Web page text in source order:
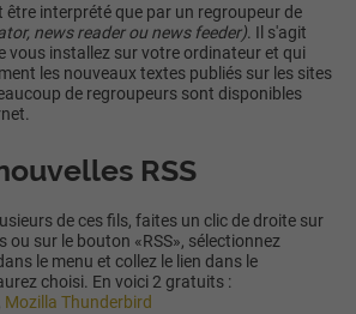
être interprété que par un regroupeur de
news reader ou news feeder). Il s'agit
vous installez sur votre ordinateur et qui
les nouveaux textes publiés sur les sites
de regroupeurs sont disponibles
RSS
de ces fils, faites un clic de droite sur
ou sur le bouton «RSS», sélectionnez
le menu et collez le lien dans le
choisi. En voici 2 gratuits :
Mozilla Thunderbird